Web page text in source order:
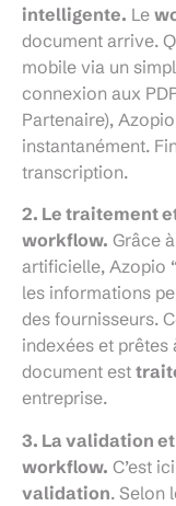
intelligente. Le
document arrive.
mobile via un
connexion aux
Partenaire),
instantanément.
transcription.
2. Le traitement
workflow. Grâce
artificielle, Azopio
les informations
des fournisseurs.
indexées et prêtes
document est
entreprise.
3. La validation
workflow. C’est
validation. Selon